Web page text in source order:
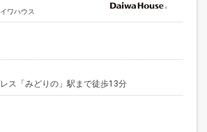
ワハウス
ス「みどりの」駅まで徒歩13分